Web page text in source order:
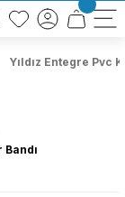
Yıldız Entegre Pvc
Bandı